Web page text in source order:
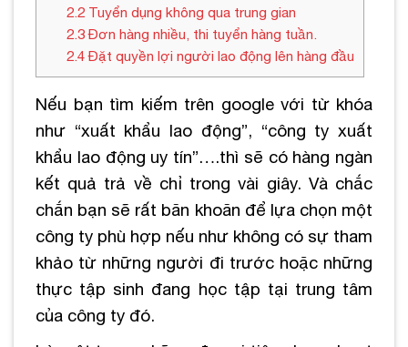
2.2Tuyển dụng không qua trung gian
2.3Đơn hàng nhiều, thi tuyển hàng tuần.
2.4Đặt quyền lợi người lao động lên hàng đầu
Nếu bạn tìm kiếm trên google với từ khóa
như “xuất khẩu lao động”, “công ty xuất
khẩu lao động uy tín”….thì sẽ có hàng ngàn
kết quả trả về chỉ trong vài giây. Và chắc
chắn bạn sẽ rất băn khoăn để lựa chọn một
công ty phù hợp nếu như không có sự tham
khảo từ những người đi trước hoặc những
thực tập sinh đang học tập tại trung tâm
của công ty đó.